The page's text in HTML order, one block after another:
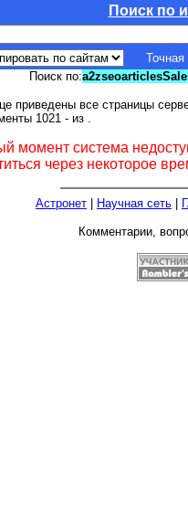
Поиск по
Поиск по:
приведены все страницы
1021 - из .
момент система
через некоторое
Астронет Научная сеть
Комментарии,